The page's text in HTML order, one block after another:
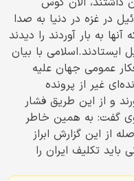
در غزه در دنیا به صدا
به بار آوردند را دیدند
با بیان
عمومی جهان علیه
غیر از پرونده
و از این طریق فشار
وی گفت: به همین خاطر
از این گزارش ابراز
تکلیف ایران را